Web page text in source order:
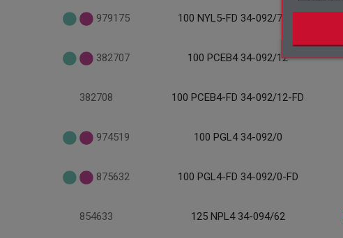
979175 100 NYL5-FD 34-092/7-FD
382707 100 PCEB4 34-092/12
382708 100 PCEB4-FD 34-092/12-FD
974519 100 PGL4 34-092/0
875632 100 PGL4-FD 34-092/0-FD
854633 125 NPL4 34-094/62